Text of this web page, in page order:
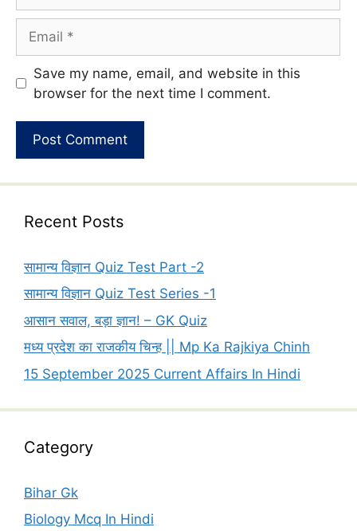
Website
Save my name, email, and website in this
browser for the next time I comment.
Recent Posts
सामान्य विज्ञान Quiz Test Part -2
सामान्य विज्ञान Quiz Test Series -1
आसान सवाल, बड़ा ज्ञान! – GK Quiz
मध्य प्रदेश का राजकीय चिन्ह || Mp Ka Rajkiya Chinh
15 September 2025 Current Affairs In Hindi
Category
Bihar Gk
Biology Mcq In Hindi